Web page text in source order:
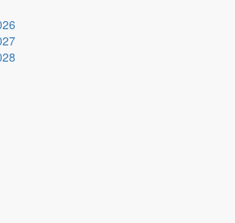
- Kỷ Sửu ·
Sửu hành Thổ. Nạp Âm là